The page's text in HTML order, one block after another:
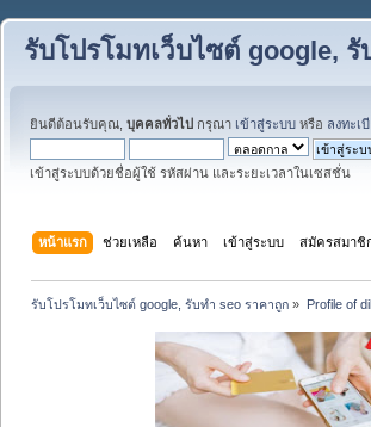
รับโปรโมทเว็บไซต์ google,
ยินดีต้อนรับคุณ, บุคคลทั่วไป กรุณา เข้าสู่ระบบ หรือ ลงทะเ
เข้าสู่ระบบด้วยชื่อผู้ใช้ รหัสผ่าน และระยะเวลาในเซสชั่น
หน้าแรก ช่วยเหลือ ค้นหา เข้าสู่ระบบ สมัครสมาชิ
รับโปรโมทเว็บไซต์ google, รับทำ seo ราคาถูก » Profile of